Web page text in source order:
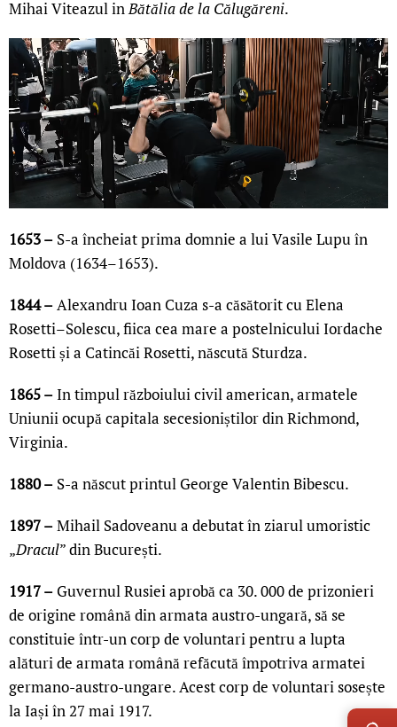
Mihai Viteazul inBătălia de la Călugăreni.
1653 – S-a încheiat prima domnie a lui Vasile Lupu în
Moldova (1634–1653).
1844 –Alexandru Ioan Cuza s-a căsătorit cu Elena
Rosetti–Solescu, fiica cea mare a postelnicului Iordache
Rosetti și a Catincăi Rosetti, născută Sturdza.
1865 –In timpul războiului civil american, armatele
Uniunii ocupă capitala secesioniștilor din Richmond,
Virginia.
1880 – S-a născut printul George Valentin Bibescu.
1897 –Mihail Sadoveanu a debutat în ziarul umoristic
„Dracul” din București.
1917 – Guvernul Rusiei aprobă ca 30. 000 de prizonieri
de origine română din armata austro-ungară, să se
constituie într-un corp de voluntari pentru a lupta
alături de armata română refăcută împotriva armatei
germano-austro-ungare. Acest corp de voluntari sosește
la Iași în 27 mai 1917.
LIVE